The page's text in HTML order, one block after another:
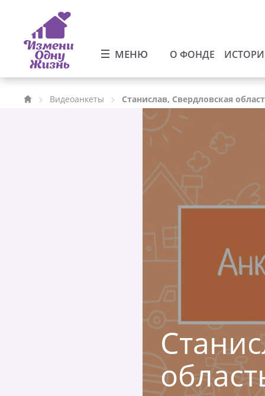
МЕНЮ О ФОНДЕ
Видеоанкеты Станислав, Свердловская